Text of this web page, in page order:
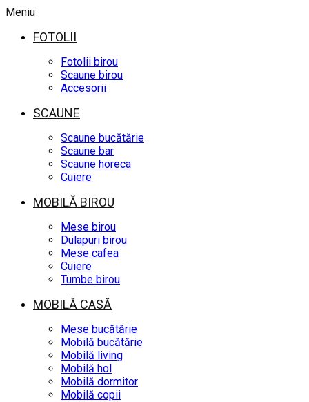
Meniu
FOTOLII
Fotolii birou
Scaune birou
Accesorii
SCAUNE
Scaune bucătărie
Scaune bar
Scaune horeca
Cuiere
MOBILĂ BIROU
Mese birou
Dulapuri birou
Mese cafea
Cuiere
Tumbe birou
MOBILĂ CASĂ
Mese bucătărie
Mobilă bucătărie
Mobilă living
Mobilă hol
Mobilă dormitor
Mobilă copii